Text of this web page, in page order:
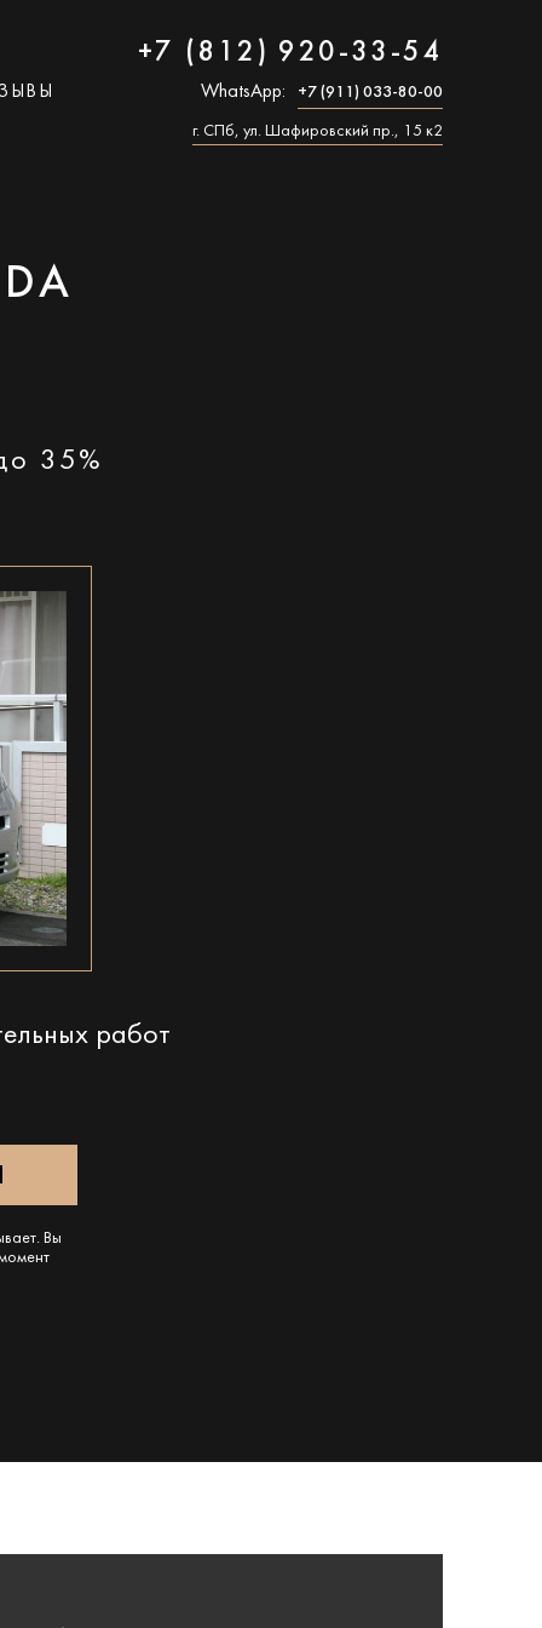
+7 (812) 920-33-54
WhatsApp: +7 (911) 033-80-00
г. СПб, ул. Шафировский пр., 15 к2
35%
работ
Вы